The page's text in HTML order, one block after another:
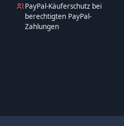
PayPal-Käuferschutz bei
berechtigten PayPal-
Zahlungen